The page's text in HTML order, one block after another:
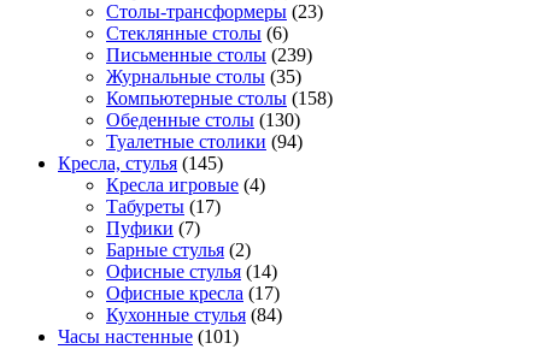
Столы-трансформеры (23)
Стеклянные столы (6)
Письменные столы (239)
Журнальные столы (35)
Компьютерные столы (158)
Обеденные столы (130)
Туалетные столики (94)
Кресла, стулья (145)
Кресла игровые (4)
Табуреты (17)
Пуфики (7)
Барные стулья (2)
Офисные стулья (14)
Офисные кресла (17)
Кухонные стулья (84)
Часы настенные (101)